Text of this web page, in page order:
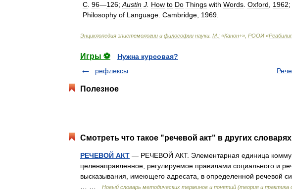
С 96—126; Austin J How to Do Things with Words Oxford 1962;
Philosophy of Language Cambridge 1969
Энциклопедия эпистемологии и философии науки М : «Канон+», РООИ «
Игры ⚽
Нужна курсовая?
рефлексы
Полезное
Смотреть что такое "речевой акт" в других
РЕЧЕВОЙ АКТ — РЕЧЕВОЙ АКТ. Элементарная единица
целенаправленное, регулируемое правилами социального и
высказывания, имеющего адресата, в определенной речевой
Новый словарь методических терминов и понятий (теория и практика